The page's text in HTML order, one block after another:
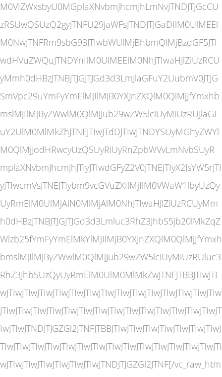
M0VIZWxsbyU0MGplaXNvbmJhcmJhLmNvJTNDJTJGcCU
zRSUwQSUzQ2gyJTNFU29jaWFsJTNDJTJGaDIlM0UlMEEl
M0NwJTNFRm9sbG93JTIwbWUlMjBhbmQlMjBzdGF5JTI
wdHVuZWQuJTNDYnIlM0UlMEElM0NhJTIwaHJlZiUzRCU
yMmh0dHBzJTNBJTJGJTJGd3d3LmJlaGFuY2UubmV0JTJG
SmVpc29uYmFyYmElMjIlMjB0YXJnZXQlM0QlMjJfYmxhb
mslMjIlMjByZWwlM0QlMjJub29wZW5lciUyMiUzRUJlaGF
uY2UlM0MlMkZhJTNFJTIwJTdDJTIwJTNDYSUyMGhyZWYl
M0QlMjJodHRwcyUzQSUyRiUyRnZpbWVvLmNvbSUyR
mplaXNvbmJhcmJhJTIyJTIwdGFyZ2V0JTNEJTIyX2JsYW5rJTI
yJTIwcmVsJTNEJTIybm9vcGVuZXIlMjIlM0VWaW1lbyUzQy
UyRmElM0UlMjAlN0MlMjAlM0NhJTIwaHJlZiUzRCUyMm
h0dHBzJTNBJTJGJTJGd3d3Lmluc3RhZ3JhbS5jb20lMkZqZ
Wlzb25fYmFyYmElMkYlMjIlMjB0YXJnZXQlM0QlMjJfYmxh
bmslMjIlMjByZWwlM0QlMjJub29wZW5lciUyMiUzRUluc3
RhZ3JhbSUzQyUyRmElM0UlM0MlMkZwJTNFJTBBJTIwJTI
wJTIwJTIwJTIwJTIwJTIwJTIwJTIwJTIwJTIwJTIwJTIwJTIwJTIwJTIw
JTIwJTIwJTIwJTIwJTIwJTIwJTIwJTIwJTIwJTIwJTIwJTIwJTIwJTIwJT
IwJTIwJTNDJTJGZGl2JTNFJTBBJTIwJTIwJTIwJTIwJTIwJTIwJTIwJ
TIwJTIwJTIwJTIwJTIwJTIwJTIwJTIwJTIwJTIwJTIwJTIwJTIwJTIwJTI
wJTIwJTIwJTIwJTIwJTIwJTIwJTNDJTJGZGl2JTNF[/vc_raw_htm